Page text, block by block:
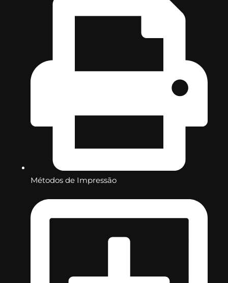
Métodos de Impressão